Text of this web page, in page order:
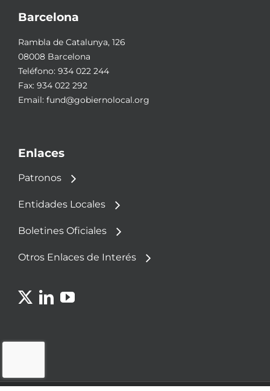
Barcelona
Rambla de Catalunya, 126
08008 Barcelona
Teléfono: 934 022 244
Fax: 934 022 292
Email: fund@gobiernolocal.org
Enlaces
Patronos
Entidades Locales
Boletines Oficiales
Otros Enlaces de Interés